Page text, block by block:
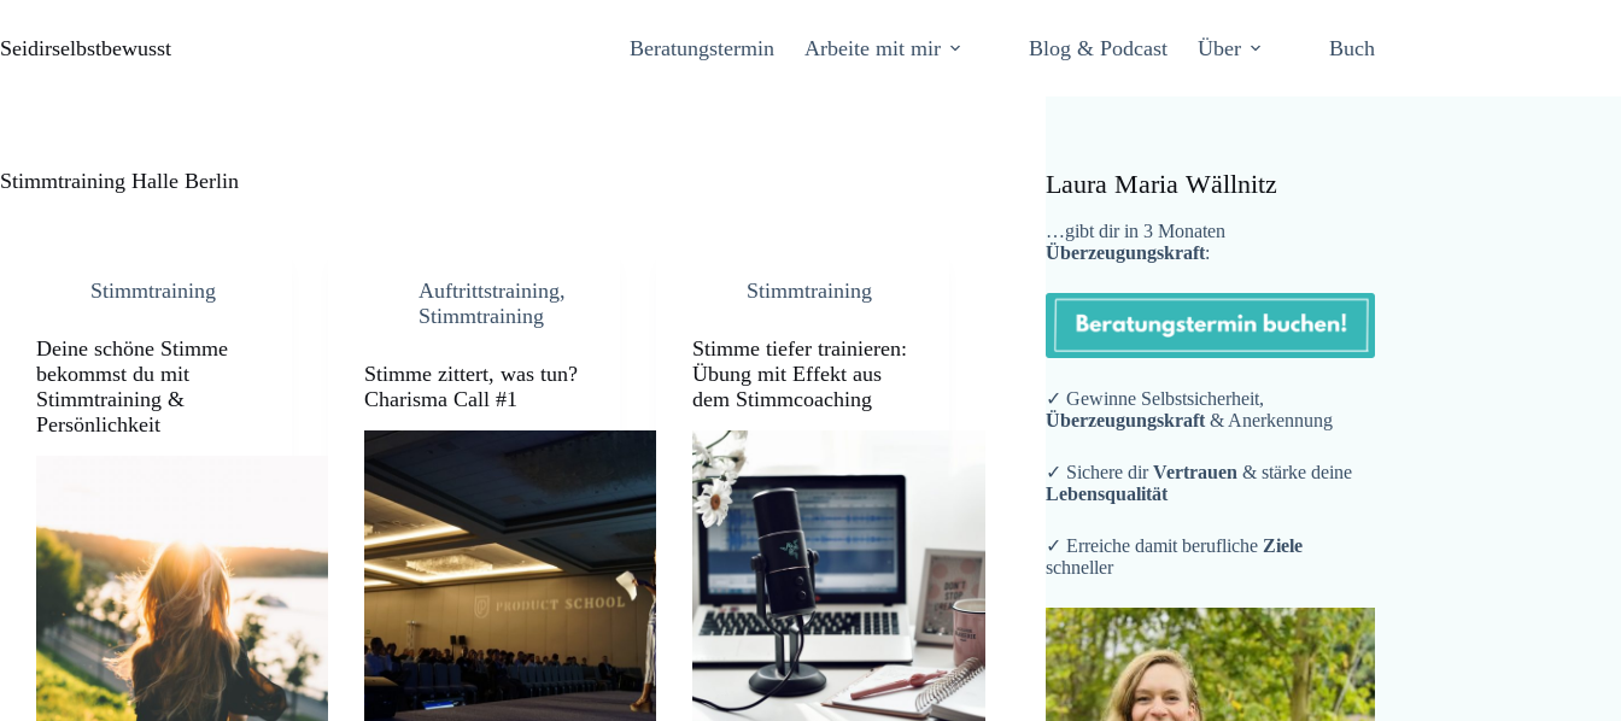
Seidirselbstbewusst Beratungstermin Arbeite mit mir Blog & Podcast Über Buch
Stimmtraining Halle Berlin
Stimmtraining
Deine schöne Stimme
bekommst du mit
Stimmtraining &
Persönlichkeit
Auftrittstraining,
Stimmtraining
Stimme zittert, was tun?
Charisma Call #1
Stimmtraining
Stimme tiefer trainieren:
Übung mit Effekt aus
dem Stimmcoaching
Laura Maria Wällnitz
…gibt dir in 3 Monaten
Überzeugungskraft:
✓ Gewinne Selbstsicherheit,
Überzeugungskraft & Anerkennung
✓ Sichere dirVertrauen & stärke deine
Lebensqualität
✓ Erreiche damit berufliche Ziele
schneller